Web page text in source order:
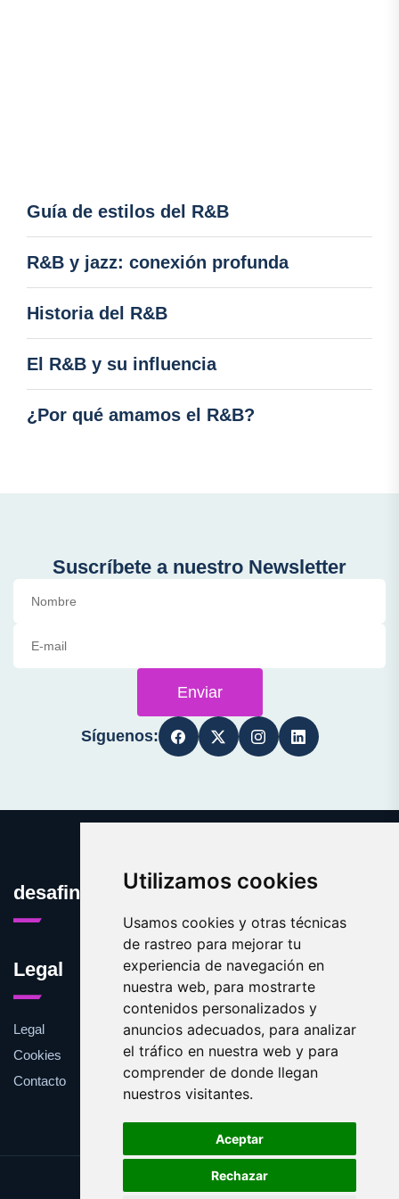
Utilizamos cookies
Usamos cookies y otras técnicas
de rastreo para mejorar tu
experiencia de navegación en
nuestra web, para mostrarte
contenidos personalizados y
anuncios adecuados, para analizar
el tráfico en nuestra web y para
comprender de donde llegan
nuestros visitantes.
Aceptar
Rechazar
Guía de estilos del R&B
R&B y jazz: conexión profunda
Historia del R&B
El R&B y su influencia
¿Por qué amamos el R&B?
Suscríbete a nuestro Newsletter
Enviar
Síguenos:
desafinado.es
Legal
Legal
Cookies
Contacto
Update cookies preferences